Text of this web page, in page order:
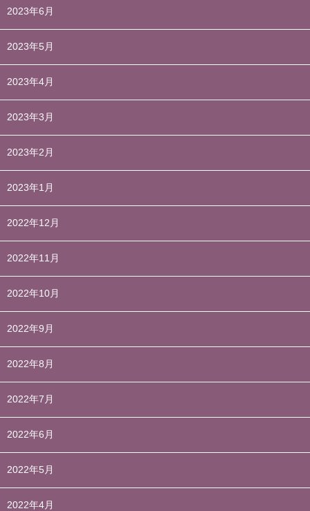
2023年6月
2023年5月
2023年4月
2023年3月
2023年2月
2023年1月
2022年12月
2022年11月
2022年10月
2022年9月
2022年8月
2022年7月
2022年6月
2022年5月
2022年4月